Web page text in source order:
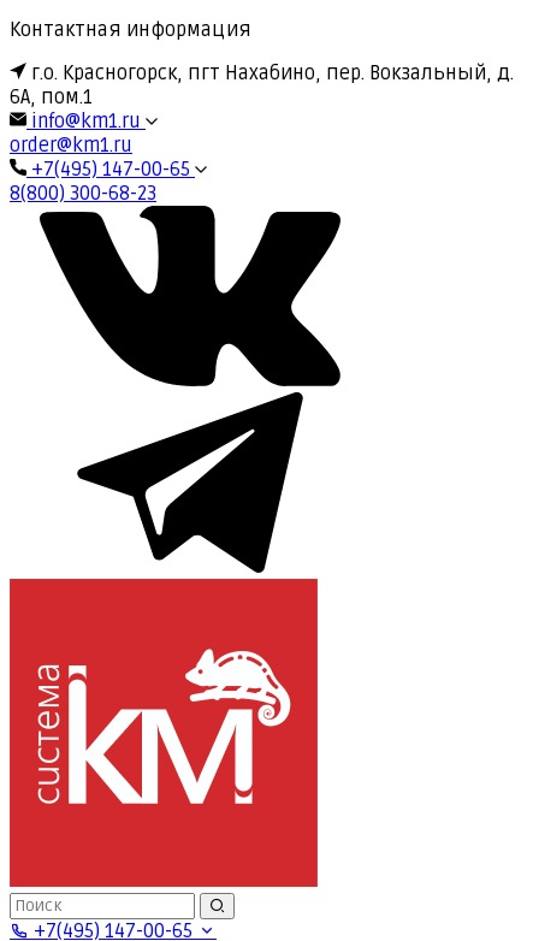
Контактная информация
г.о. Красногорск, пгт Нахабино, пер. Вокзальный, д.
6А, пом.1
info@km1.ru
order@km1.ru
+7(495) 147-00-65
8(800) 300-68-23
+7(495) 147-00-65